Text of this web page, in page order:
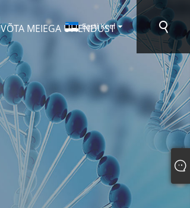
VÕTA MEIEGA ÜHENDUST
Eesti Keel